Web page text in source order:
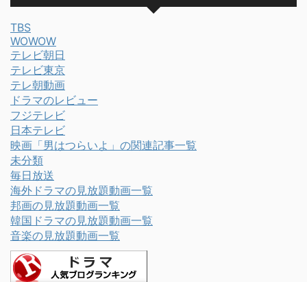
TBS
WOWOW
テレビ朝日
テレビ東京
テレ朝動画
ドラマのレビュー
フジテレビ
日本テレビ
映画「男はつらいよ」の関連記事一覧
未分類
毎日放送
海外ドラマの見放題動画一覧
邦画の見放題動画一覧
韓国ドラマの見放題動画一覧
音楽の見放題動画一覧